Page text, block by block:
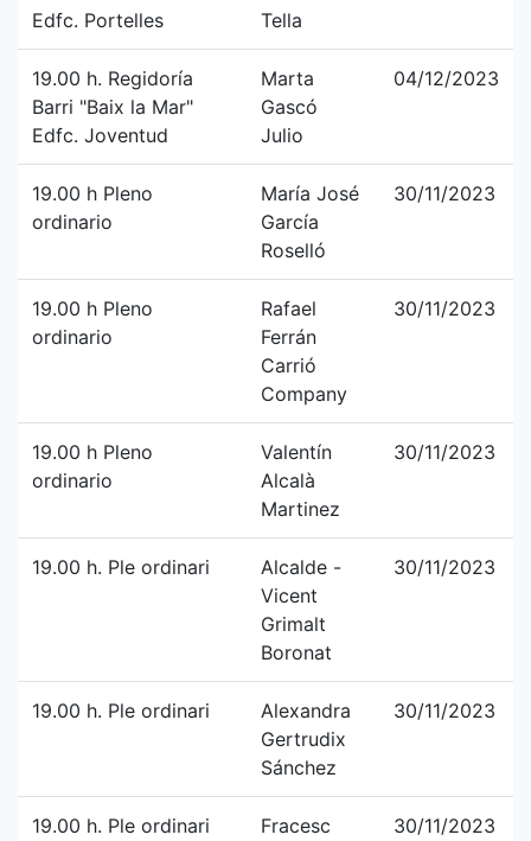
Edfc. Portelles
Tella
19.00 h. Regidoría
Barri "Baix la Mar"
Edfc. Joventud
Marta
Gascó
Julio
04/12/2023
19.00 h Pleno
ordinario
María José
García
Roselló
30/11/2023
19.00 h Pleno
ordinario
Rafael
Ferrán
Carrió
Company
30/11/2023
19.00 h Pleno
ordinario
Valentín
Alcalà
Martinez
30/11/2023
19.00 h. Ple ordinari
Alcalde -
Vicent
Grimalt
Boronat
30/11/2023
19.00 h. Ple ordinari
Alexandra
Gertrudix
Sánchez
30/11/2023
19.00 h. Ple ordinari
Fracesc
30/11/2023